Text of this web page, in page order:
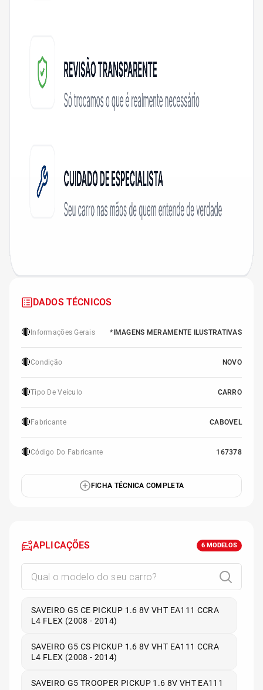
DADOS TÉCNICOS
🔴 Informações Gerais *IMAGENS MERAMENTE ILUSTRATIVAS
🔴Condição NOVO
🔴Tipo De Veículo CARRO
🔴 Fabricante CABOVEL
🔴Código Do Fabricante 167378
FICHA TÉCNICA COMPLETA
APLICAÇÕES 6 MODELOS
SAVEIRO G5 CE PICKUP 1.6 8V VHT EA111 CCRA
L4 FLEX (2008 - 2014)
SAVEIRO G5 CS PICKUP 1.6 8V VHT EA111 CCRA
L4 FLEX (2008 - 2014)
SAVEIRO G5 TROOPER PICKUP 1.6 8V VHT EA111